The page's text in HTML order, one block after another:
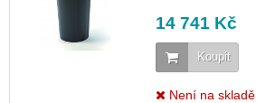
14 741 Kč
Koupit
Není na skladě